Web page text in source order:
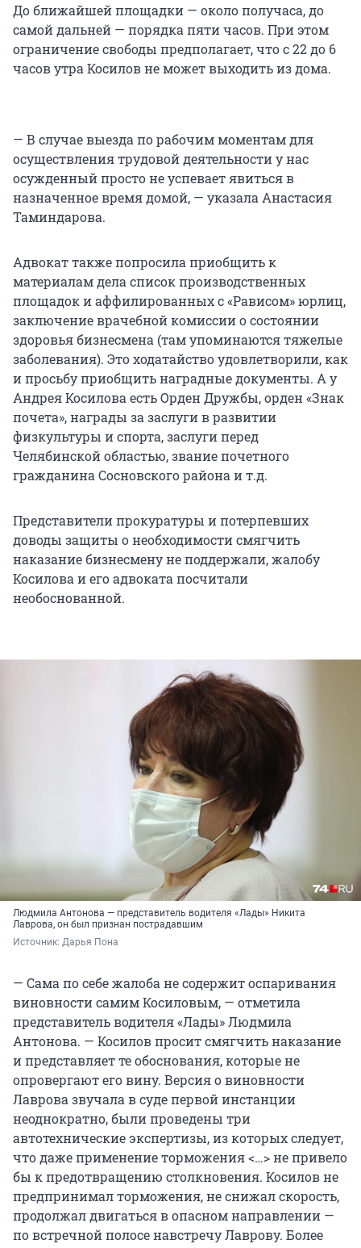
До ближайшей площадки — около получаса, до
самой дальней — порядка пяти часов. При этом
ограничение свободы предполагает, что с 22 до 6
часов утра Косилов не может выходить из дома.
— В случае выезда по рабочим моментам для
осуществления трудовой деятельности у нас
осужденный просто не успевает явиться в
назначенное время домой, — указала Анастасия
Таминдарова.
Адвокат также попросила приобщить к
материалам дела список производственных
площадок и аффилированных с «Рависом» юрлиц,
заключение врачебной комиссии о состоянии
здоровья бизнесмена (там упоминаются тяжелые
заболевания). Это ходатайство удовлетворили, как
и просьбу приобщить наградные документы. А у
Андрея Косилова есть Орден Дружбы, орден «Знак
почета», награды за заслуги в развитии
физкультуры и спорта, заслуги перед
Челябинской областью, звание почетного
гражданина Сосновского района и т.д.
Представители прокуратуры и потерпевших
доводы защиты о необходимости смягчить
наказание бизнесмену не поддержали, жалобу
Косилова и его адвоката посчитали
необоснованной.
Людмила Антонова — представитель водителя «Лады» Никита
Лаврова, он был признан пострадавшим
Источник: Дарья Пона
— Сама по себе жалоба не содержит оспаривания
виновности самим Косиловым, — отметила
представитель водителя «Лады» Людмила
Антонова. — Косилов просит смягчить наказание
и представляет те обоснования, которые не
опровергают его вину. Версия о виновности
Лаврова звучала в суде первой инстанции
неоднократно, были проведены три
автотехнические экспертизы, из которых следует,
что даже применение торможения <…> не привело
бы к предотвращению столкновения. Косилов не
предпринимал торможения, не снижал скорость,
продолжал двигаться в опасном направлении —
по встречной полосе навстречу Лаврову. Более